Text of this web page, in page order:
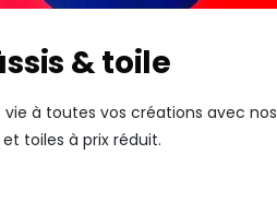
& toile
vie à toutes vos créations avec nos
toiles à prix réduit.